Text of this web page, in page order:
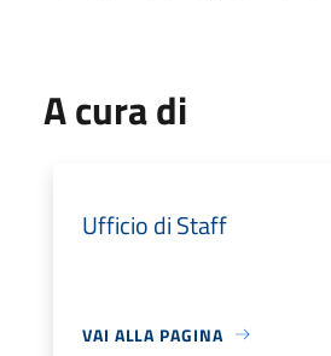
A cura di
Ufficio di Staff
VAI ALLA PAGINA